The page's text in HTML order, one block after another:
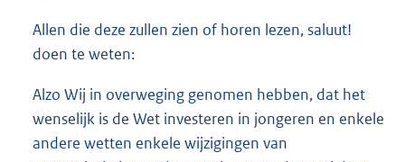
K
Allen die deze zullen zien of horen lezen, saluut!
doen te weten:
Alzo Wij in overweging genomen hebben, dat het
wenselijk is de Wet investeren in jongeren en enkele
andere wetten enkele wijzigingen van